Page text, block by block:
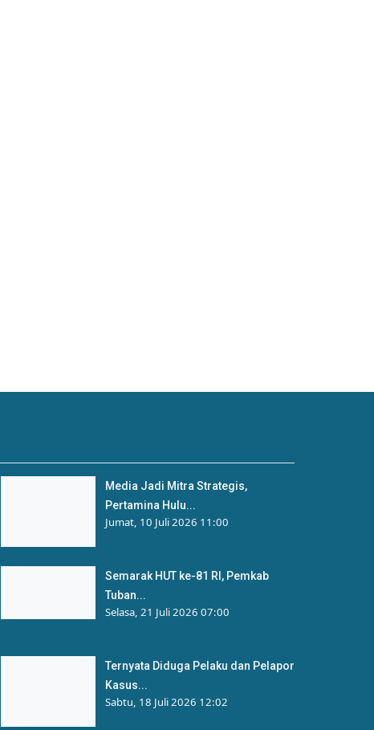
Media Jadi Mitra Strategis,
Pertamina Hulu...
Jumat, 10 Juli 2026 11:00
Semarak HUT ke-81 RI, Pemkab
Tuban...
Selasa, 21 Juli 2026 07:00
Ternyata Diduga Pelaku dan Pelapor
Kasus...
Sabtu, 18 Juli 2026 12:02